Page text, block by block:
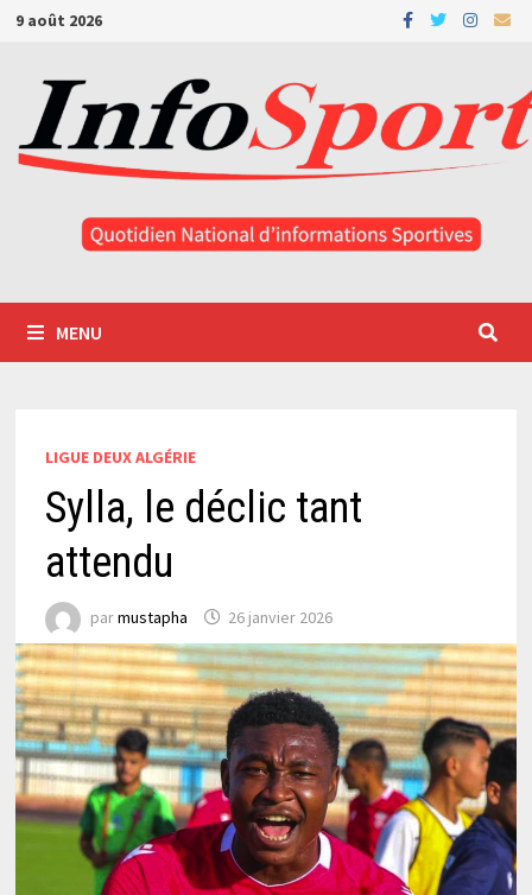
Passer
contenu
9 août 2026
MENU
LIGUE DEUX ALGÉRIE
Sylla, le déclic tant
attendu
parmustapha 26 janvier 2026